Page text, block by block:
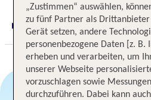
Digitaler und
„Zustimmen“ auswählen,
zu fünf Partner als
Gerät setzen, andere
personenbezogene Daten [z. B.
erheben und verarbeiten, um
unserer Webseite
vorzuschlagen sowie
durchzuführen. Dabei kann